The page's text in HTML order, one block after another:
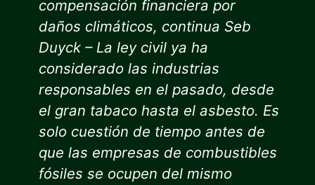
compensación financiera por
daños climáticos, continua Seb
Duyck – La ley civil ya ha
considerado las industrias
responsables en el pasado, desde
el gran tabaco hasta el asbesto. Es
solo cuestión de tiempo antes de
que las empresas de combustibles
fósiles se ocupen del mismo